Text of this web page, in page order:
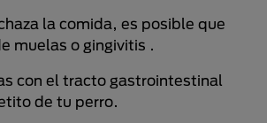
la comida, es posible que
muelas o gingivitis .
con el tracto gastrointestinal
de tu perro.